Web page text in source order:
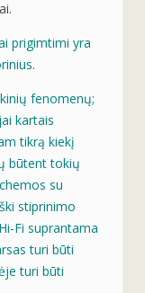
prigimtimi yra
fenomenų;
kartais
tikrą kiekį
būtent tokių
su
stiprinimo
Fi suprantama
turi būti
turi būti